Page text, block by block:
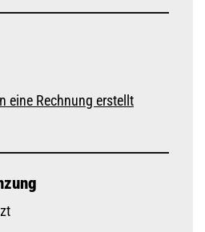
eine Rechnung erstellt